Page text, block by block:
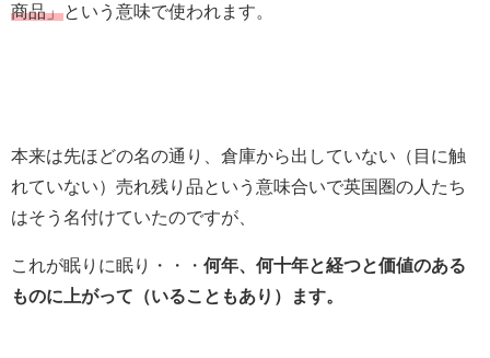
商品」という意味で使われます。
本来は先ほどの名の通り、倉庫から出していない（目に触
れていない）売れ残り品という意味合いで英国圏の人たち
はそう名付けていたのですが、
これが眠りに眠り・・・ 何年、何十年と経つと価値のある
ものに上がって（いることもあり）ます。